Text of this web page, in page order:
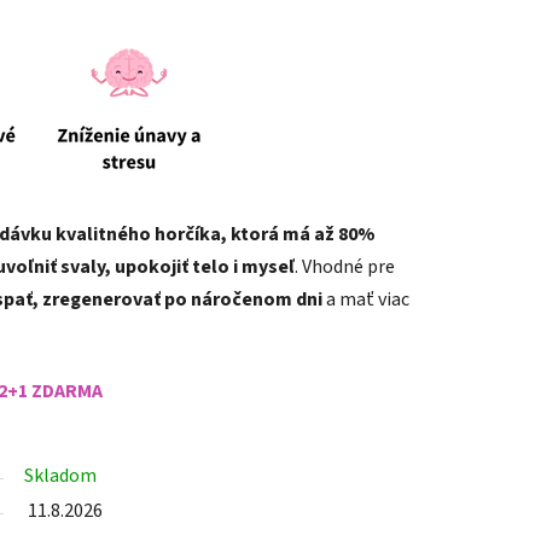
kvalitného horčíka, ktorá má až 80%
svaly, upokojiť telo i myseľ. Vhodné pre
zregenerovať po náročenom dnia mať viac
ZDARMA
Skladom
11.8.2026